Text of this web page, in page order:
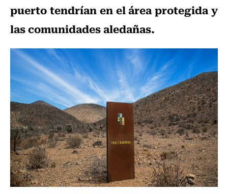
puerto tendrían en el área protegida y
las comunidades aledañas.